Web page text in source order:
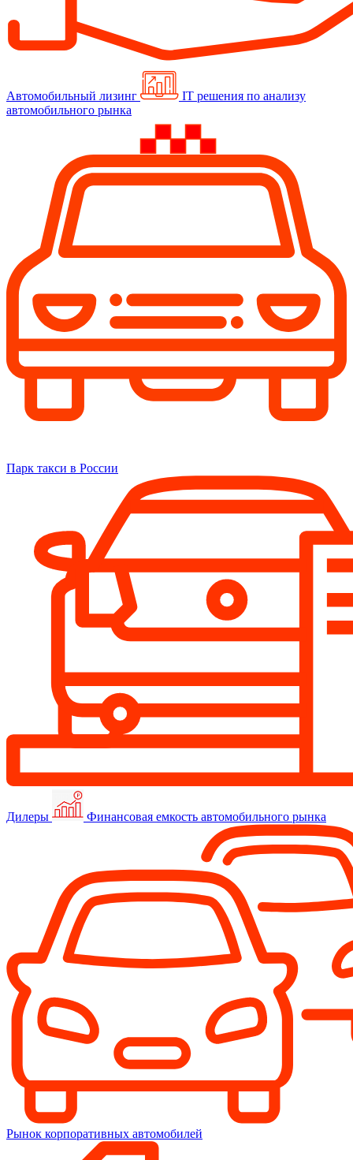
Автомобильный лизинг
IT решения по анализу
автомобильного рынка
Парк такси в России
Дилеры Финансовая емкость автомобильного рынка
Рынок корпоративных автомобилей